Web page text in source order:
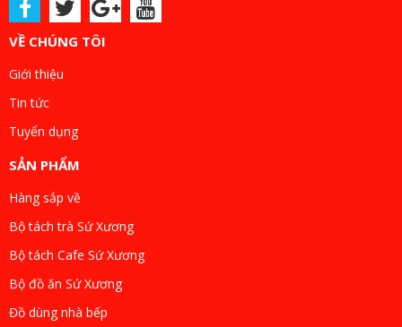
VỀ CHÚNG TÔI
Giới thiệu
Tin tức
Tuyển dụng
SẢN PHẨM
Hàng sắp về
Bộ tách trà Sứ Xương
Bộ tách Cafe Sứ Xương
Bộ đồ ăn Sứ Xương
Đồ dùng nhà bếp